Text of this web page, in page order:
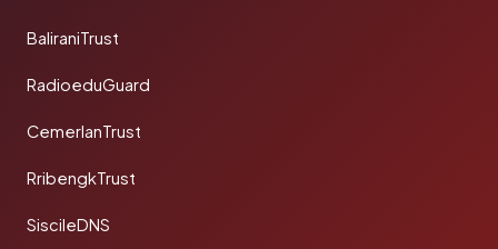
BaliraniTrust
RadioeduGuard
CemerlanTrust
RribengkTrust
SiscileDNS